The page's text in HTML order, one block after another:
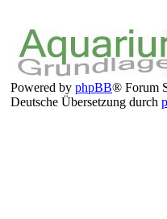
Powered by phpBB® Forum
Deutsche Übersetzung durch